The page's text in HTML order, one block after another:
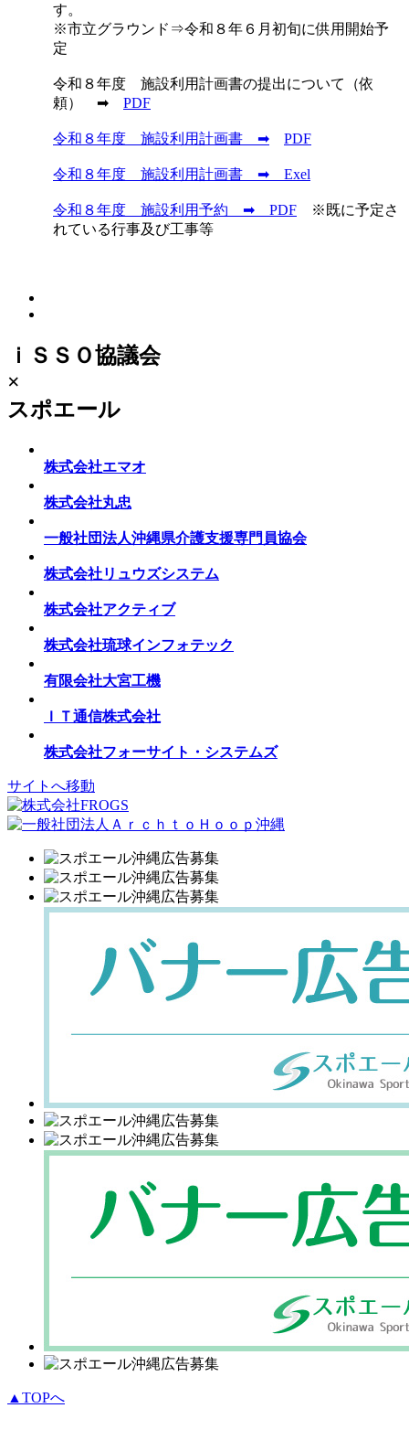
す。
※市立グラウンド⇒令和８年６月初旬に供用開始予
定
令和８年度 施設利用計画書の提出について（依
頼） ➡ PDF
令和８年度 施設利用計画書 ➡ PDF
令和８年度 施設利用計画書 ➡ Exel
令和８年度 施設利用予約 ➡ PDF ※既に予定さ
れている行事及び工事等
ｉＳＳＯ協議会
×
スポエール
株式会社エマオ
株式会社丸忠
一般社団法人沖縄県介護支援専門員協会
株式会社リュウズシステム
株式会社アクティブ
株式会社琉球インフォテック
有限会社大宮工機
ＩＴ通信株式会社
株式会社フォーサイト・システムズ
サイトへ移動
▲TOPへ